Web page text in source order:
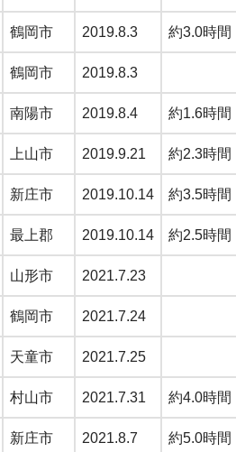
鶴岡市 2019.8.3 約3.0時間
鶴岡市 2019.8.3
南陽市 2019.8.4 約1.6時間
上山市 2019.9.21 約2.3時間
新庄市 2019.10.14 約3.5時間
最上郡 2019.10.14 約2.5時間
山形市 2021.7.23
鶴岡市 2021.7.24
天童市 2021.7.25
村山市 2021.7.31 約4.0時間
新庄市 2021.8.7 約5.0時間